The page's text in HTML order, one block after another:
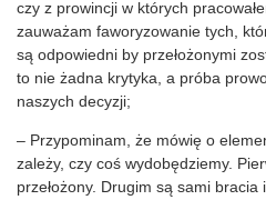
czy z prowincji w których
zauważam faworyzowanie tych,
są odpowiedni by przełożonymi
to nie żadna krytyka, a próba
naszych decyzji;
– Przypominam, że mówię o
zależy, czy coś wydobędziemy.
przełożony. Drugim są sami bracia